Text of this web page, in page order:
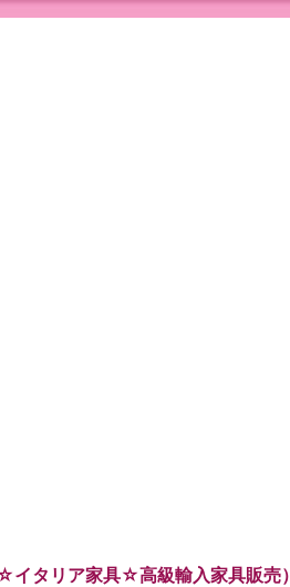
タリア家具☆高級輸入家具販売）